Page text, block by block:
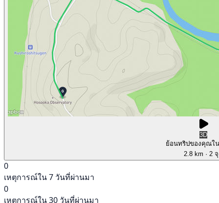
3D
ย้อนทริปของคุณใ
2.8 km · 2
0
เหตุการณ์ใน 7 วันที่ผ่านมา
0
เหตุการณ์ใน 30 วันที่ผ่านมา